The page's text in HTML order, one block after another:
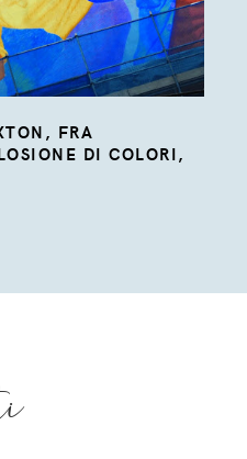
FRA
DI COLORI,